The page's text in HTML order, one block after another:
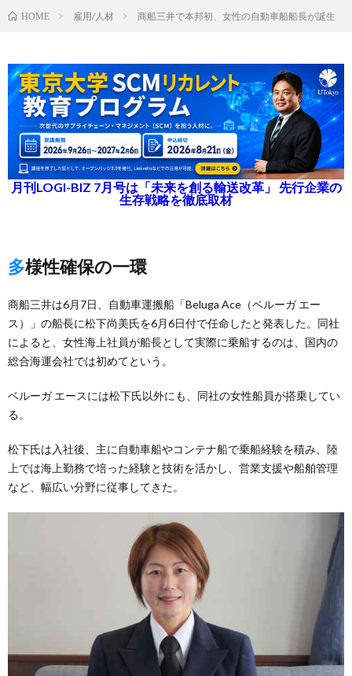
HOME 雇用/人材 商船三井で本邦初、女性の自動車船船長が誕生
月刊LOGI-BIZ 7月号は「未来を創る輸送改革」 先行企業の
生存戦略を徹底取材
多様性確保の一環
商船三井は6月7日、自動車運搬船「Beluga Ace（ベルーガ エー
ス）」の船長に松下尚美氏を6月6日付で任命したと発表した。同社
によると、女性海上社員が船長として実際に乗船するのは、国内の
総合海運会社では初めてという。
ベルーガ エースには松下氏以外にも、同社の女性船員が搭乗してい
る。
松下氏は入社後、主に自動車船やコンテナ船で乗船経験を積み、陸
上では海上勤務で培った経験と技術を活かし、営業支援や船舶管理
など、幅広い分野に従事してきた。